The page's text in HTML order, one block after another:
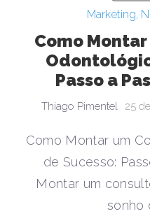
Marketing,
Como
Passo a
Thiago Pimentel 25
Como Montar um
de Sucesso:
Montar um
sonho